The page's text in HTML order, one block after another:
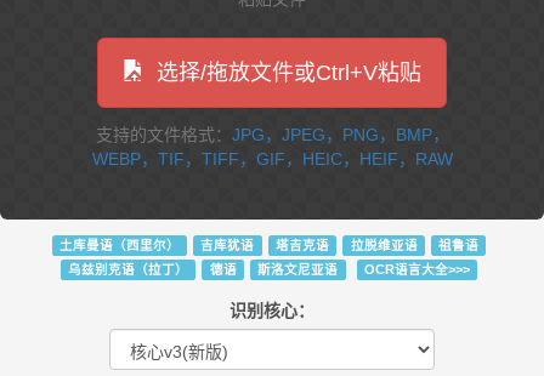
选择/拖放文件或Ctrl+V粘贴
支持的文件格式： JPG，JPEG，PNG，BMP，
WEBP，TIF，TIFF，GIF，HEIC，HEIF，RAW
土库曼语（西里尔） 吉库犹语 塔吉克语 拉脱维亚语
祖鲁语
乌兹别克语（拉丁）
德语 斯洛文尼亚语 OCR语言大全>>>
识别核心：